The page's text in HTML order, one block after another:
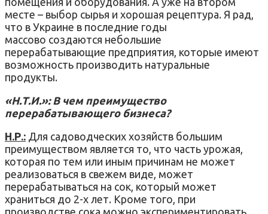
месте – выбор сырья и хорошая рецептура. Я рад,
что в Украине в последние годы
массово создаются небольшие
перерабатывающие предприятия, которые имеют
возможность производить натуральные
продукты.
«Н.Т.И.»: В чем преимущество
перерабатывающего бизнеса?
Н.Р.: Для садоводческих хозяйств большим
преимуществом является то, что часть урожая,
которая по тем или иным причинам не может
реализоваться в свежем виде, может
перерабатываться на сок, который может
храниться до 2-х лет. Кроме того, при
производстве сока можно экспериментировать,